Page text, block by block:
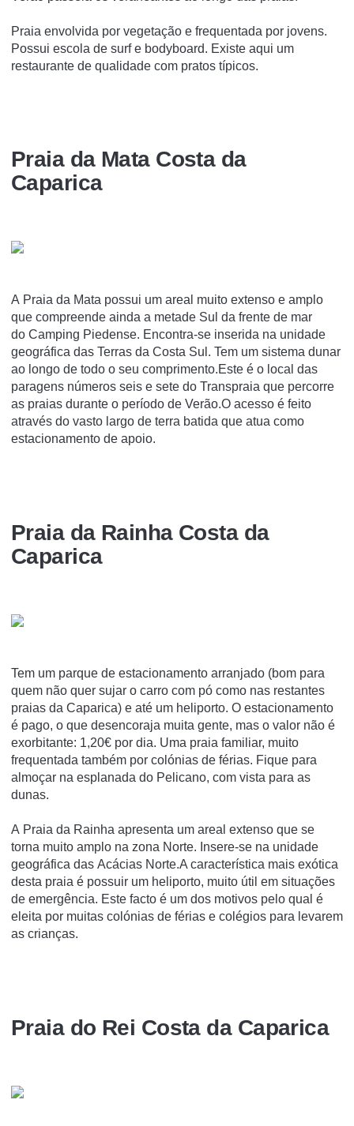
Praia envolvida por vegetação e frequentada por jovens.
Possui escola de surf e bodyboard. Existe aqui um
restaurante de qualidade com pratos típicos.
Praia da Mata Costa da
Caparica
A Praia da Mata possui um areal muito extenso e amplo
que compreende ainda a metade Sul da frente de mar
do Camping Piedense. Encontra-se inserida na unidade
geográfica das Terras da Costa Sul. Tem um sistema dunar
ao longo de todo o seu comprimento.Este é o local das
paragens números seis e sete do Transpraia que percorre
as praias durante o período de Verão.O acesso é feito
através do vasto largo de terra batida que atua como
estacionamento de apoio.
Praia da Rainha Costa da
Caparica
Tem um parque de estacionamento arranjado (bom para
quem não quer sujar o carro com pó como nas restantes
praias da Caparica) e até um heliporto. O estacionamento
é pago, o que desencoraja muita gente, mas o valor não é
exorbitante: 1,20€ por dia. Uma praia familiar, muito
frequentada também por colónias de férias. Fique para
almoçar na esplanada do Pelicano, com vista para as
dunas.
A Praia da Rainha apresenta um areal extenso que se
torna muito amplo na zona Norte. Insere-se na unidade
geográfica das Acácias Norte.A característica mais exótica
desta praia é possuir um heliporto, muito útil em situações
de emergência. Este facto é um dos motivos pelo qual é
eleita por muitas colónias de férias e colégios para levarem
as crianças.
Praia do Rei Costa da Caparica